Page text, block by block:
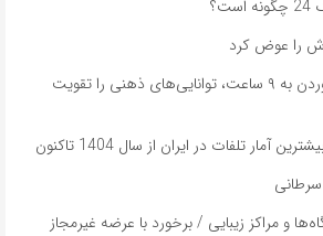
را عوض کرد
محدودکردن زمان غذاخوردن به ۹ ساعت، توانایی‌های ذهنی را تقویت
و مراکز زیبایی / برخورد با عرضه غیرمجاز